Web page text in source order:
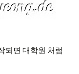
되면 대학원 처럼